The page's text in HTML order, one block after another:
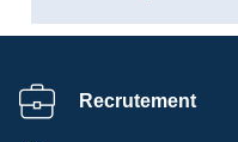
Recrutement